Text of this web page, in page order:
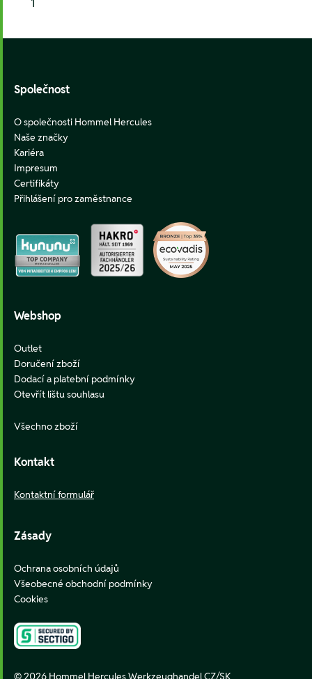
Footer
Společnost
O společnosti Hommel Hercules
Naše značky
Kariéra
Impresum
Certifikáty
Přihlášení pro zaměstnance
Webshop
Outlet
Doručení zboží
Dodací a platební podmínky
Otevřít lištu souhlasu
Všechno zboží
Kontakt
Kontaktní formulář
Zásady
Ochrana osobních údajů
Všeobecné obchodní podmínky
Cookies
© 2026 Hommel Hercules Werkzeughandel CZ/SK